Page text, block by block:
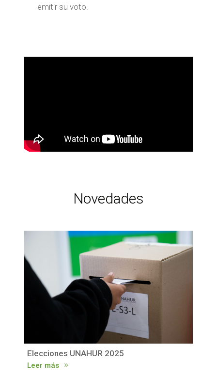
emitir su voto.
Novedades
Elecciones UNAHUR 2025
Leer más